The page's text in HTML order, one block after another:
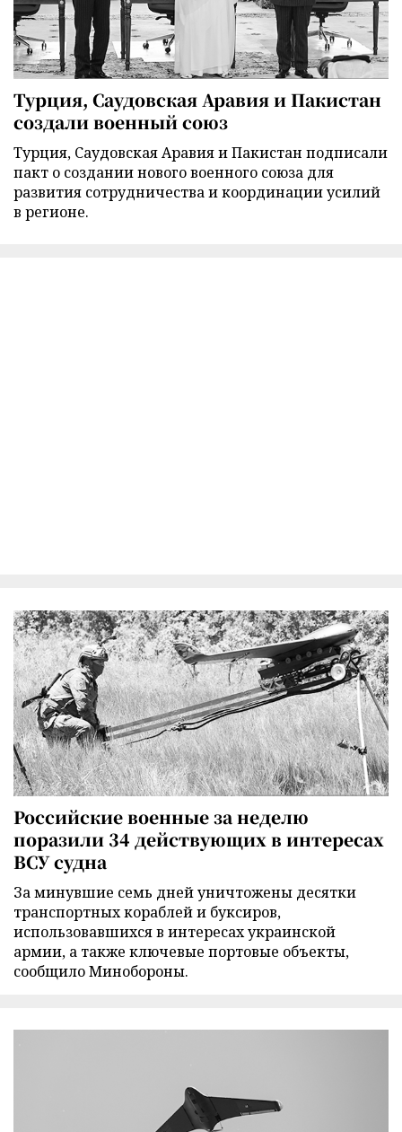
Турция, Саудовская Аравия и Пакистан
создали военный союз
Турция, Саудовская Аравия и Пакистан подписали
пакт о создании нового военного союза для
развития сотрудничества и координации усилий
в регионе.
Российские военные за неделю
поразили 34 действующих в интересах
ВСУ судна
За минувшие семь дней уничтожены десятки
транспортных кораблей и буксиров,
использовавшихся в интересах украинской
армии, а также ключевые портовые объекты,
сообщило Минобороны.